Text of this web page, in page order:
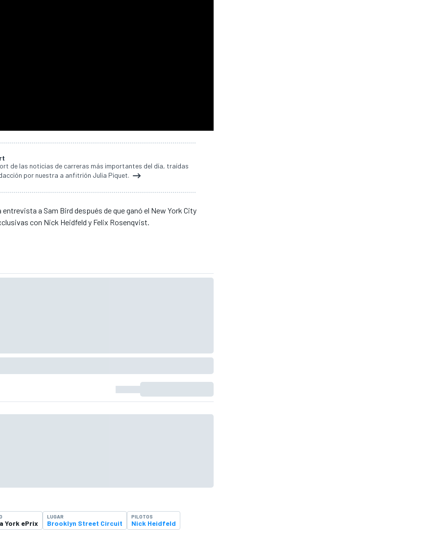
de las noticias de carreras más importantes del día, traídas
por nuestra a anfitrión Julia Piquet.
a Sam Bird después de que ganó el New York City
con Nick Heidfeld y Felix Rosenqvist.
York ePrix
LUGAR
Brooklyn Street Circuit
PILOTOS
Nick Heidfeld